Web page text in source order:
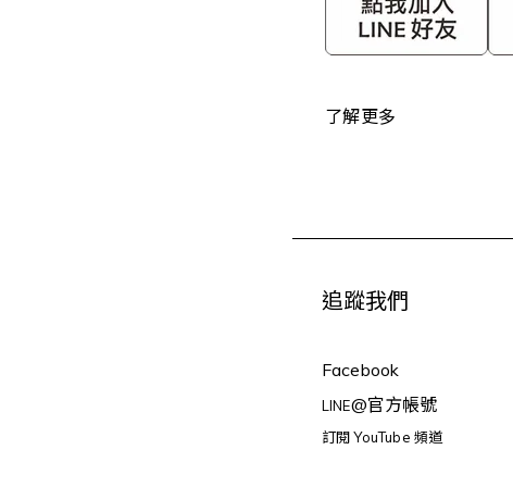
了解更多
追蹤我們
Facebook
LINE@官方帳號
訂閱 YouTube 頻道